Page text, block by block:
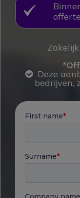
OK
Deze
bedrijven,